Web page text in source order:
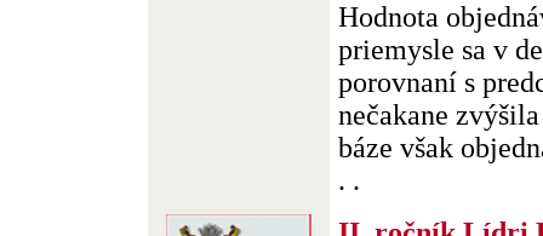
Hodnota
priemysle sa v
porovnaní s
nečakane
báze však
. .